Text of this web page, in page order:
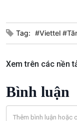
Tag: #Viettel
Xem trên các nền
Bình luận